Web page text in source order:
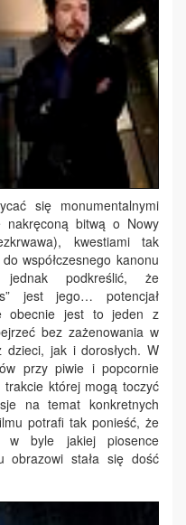
się monumentalnymi
nakręconą bitwą o Nowy
kwestiami tak
współczesnego kanonu
jednak podkreślić, że
jest jego… potencjał
obecnie jest to jeden z
bez zażenowania w
dzieci, jak i dorosłych. W
przy piwie i popcornie
której mogą toczyć
na temat konkretnych
potrafi tak ponieść, że
w byle jakiej piosence
obrazowi stała się dość